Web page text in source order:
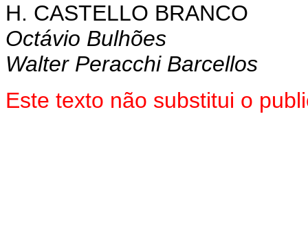
H. CASTELLO BRANCO
Octávio Bulhões
Walter Peracchi Barcellos
Este texto não substitui o